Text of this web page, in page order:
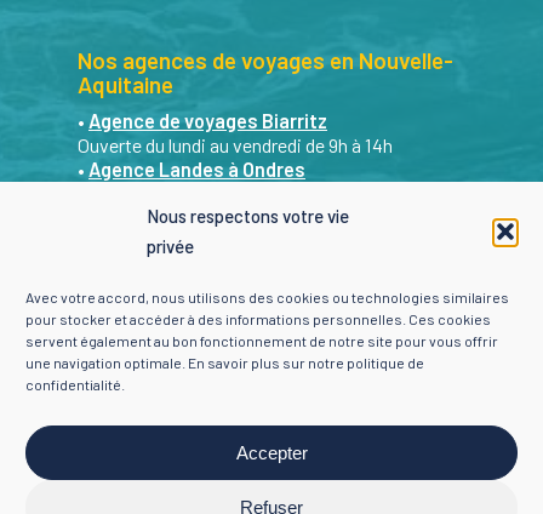
Nous respectons votre vie
privée
Avec votre accord, nous utilisons des cookies ou technologies similaires
pour stocker et accéder à des informations personnelles. Ces cookies
servent également au bon fonctionnement de notre site pour vous offrir
une navigation optimale. En savoir plus sur notre politique de
confidentialité
Accepter
Refuser
Nos agences de voyages en Nouvelle-
Aquitaine
• Agence de voyages Biarritz
Ouverte du lundi au vendredi de 9h à 14h
• Agence Landes à Ondres
Sur RDV les après-midi et le samedi matin. Du
lundi au samedi de 9h à 19h : nous restons
•Agence Landes St Geours de Maremne
Sur RDV du lundi au vendredi de 9h à 18h
Contacter Yon Évasion
Je choisis ma ville +